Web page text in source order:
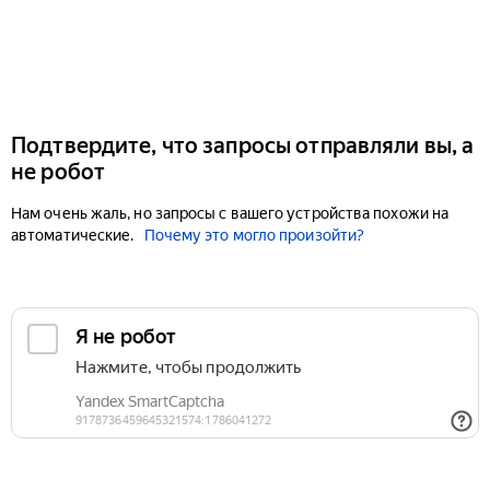
Подтвердите, что запросы отправляли вы, а
не робот
Нам очень жаль, но запросы с вашего устройства похожи на
автоматические.
Почему это могло произойти?